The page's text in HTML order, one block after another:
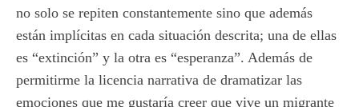
no solo se repiten constantemente sino que además
están implícitas en cada situación descrita; una de ellas
es “extinción” y la otra es “esperanza”. Además de
permitirme la licencia narrativa de dramatizar las
emociones que me gustaría creer que vive un migrante